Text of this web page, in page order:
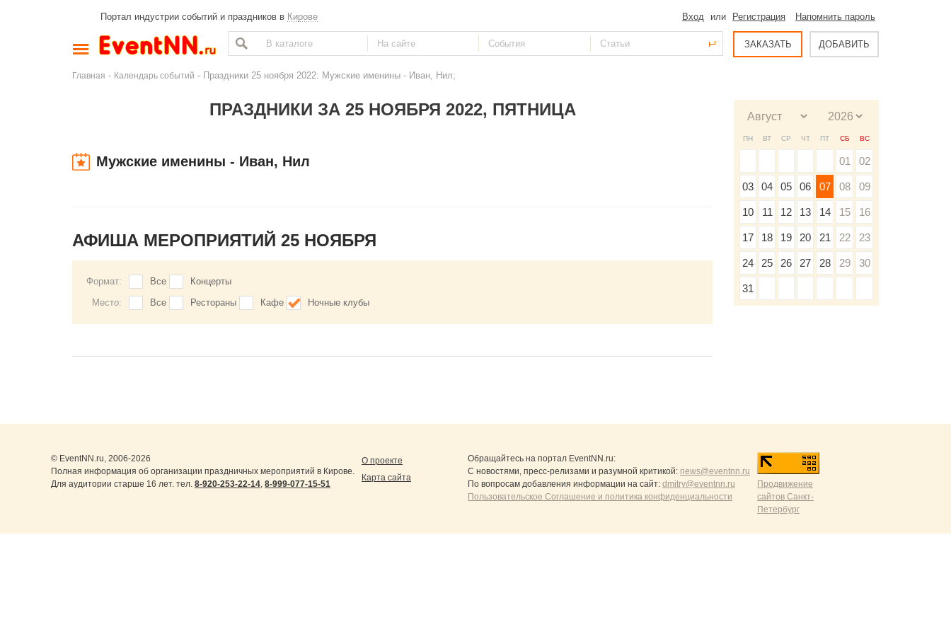
Портал индустрии событий и праздников в Кирове Вход или Регистрация Напомнить пароль
ЗАКАЗАТЬ ДОБАВИТЬ
Главная - Календарь событий - Праздники 25 ноября 2022: Мужские именины - Иван, Нил;
ПРАЗДНИКИ ЗА 25 НОЯБРЯ 2022, ПЯТНИЦА
Мужские именины - Иван, Нил
АФИША МЕРОПРИЯТИЙ 25 НОЯБРЯ
Формат: Все
Концерты
Место:
Все Рестораны Кафе Ночные клубы
ПН ВТ СР ЧТ ПТ СБ ВС
01 02
03 04 05 06 07 08 09
10 11 12 13 14 15 16
17 18 19 20 21 22 23
24 25 26 27 28 29 30
31
© EventNN.ru, 2006-2026
Полная информация об организации праздничных мероприятий в Кирове.
Для аудитории старше 16 лет. тел. 8-920-253-22-14, 8-999-077-15-51
О проекте
Карта сайта
Обращайтесь на портал EventNN.ru:
С новостями, пресс-релизами и разумной критикой: news@eventnn.ru
По вопросам добавления информации на сайт: dmitry@eventnn.ru
Пользовательское Соглашение и политика конфиденциальности
Продвижение
сайтов Санкт-
Петербург